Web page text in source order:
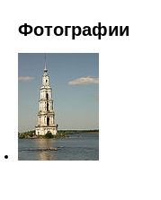
Фотографии